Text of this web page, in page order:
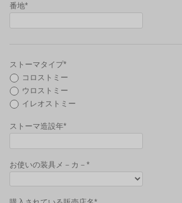
番地*
ストーマタイプ*
コロストミー
ウロストミー
イレオストミー
ストーマ造設年*
お使いの装具メ－カ－*